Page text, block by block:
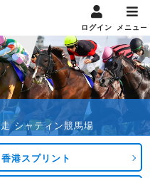
ログイン メニュー
シャティン競馬場
香港スプリント